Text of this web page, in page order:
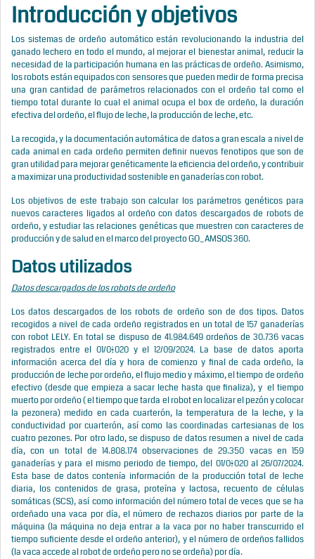
Introducción y objetivos
Los sistemas de ordeño automático están revolucionando la industria del
ganado lechero en todo el mundo, al mejorar el bienestar animal, reducir la
necesidad de la participación humana en las prácticas de ordeño. Asimismo,
los robots están equipados con sensores que pueden medir de forma precisa
una gran cantidad de parámetros relacionados con el ordeño tal como el
tiempo total durante lo cual el animal ocupa el box de ordeño, la duración
efectiva del ordeño, el flujo de leche, la producción de leche, etc.
La recogida, y la documentación automática de datos a gran escala a nivel de
cada animal en cada ordeño permiten definir nuevos fenotipos que son de
gran utilidad para mejorar genéticamente la eficiencia del ordeño, y contribuir
a maximizar una productividad sostenible en ganaderías con robot.
Los objetivos de este trabajo son calcular los parámetros genéticos para
nuevos caracteres ligados al ordeño con datos descargados de robots de
ordeño, y estudiar las relaciones genéticas que muestren con caracteres de
producción y de salud en el marco del proyecto GO_AMSOS 360.
Datos utilizados
Datos descargados de los robots de ordeño
Los datos descargados de los robots de ordeño son de dos tipos. Datos
recogidos a nivel de cada ordeño registrados en un total de 157 ganaderías
con robot LELY. En total se dispuso de 41.984.649 ordeños de 30.736 vacas
registrados entre el 01/01/2020 y el 12/09/2024. La base de datos aporta
información acerca del día y hora de comienzo y final de cada ordeño, la
producción de leche por ordeño, el flujo medio y máximo, el tiempo de ordeño
efectivo (desde que empieza a sacar leche hasta que finaliza), y el tiempo
muerto por ordeño ( el tiempo que tarda el robot en localizar el pezón y colocar
la pezonera) medido en cada cuarterón, la temperatura de la leche, y la
conductividad por cuarterón, así como las coordinadas cartesianas de los
cuatro pezones. Por otro lado, se dispuso de datos resumen a nivel de cada
día, con un total de 14.808.174 observaciones de 29.350 vacas en 159
ganaderías y para el mismo periodo de tiempo, del 01/01/2020 al 26/07/2024.
Esta base de datos contenía información de la producción total de leche
diaria, los contenidos de grasa, proteína y lactosa, recuento de células
somáticas (SCS), así como información del número total de veces que se ha
ordeñado una vaca por día, el número de rechazos diarios por parte de la
máquina (la máquina no deja entrar a la vaca por no haber transcurrido el
tiempo suficiente desde el ordeño anterior), y el número de ordeños fallidos
(la vaca accede al robot de ordeño pero no se ordeña) por día.